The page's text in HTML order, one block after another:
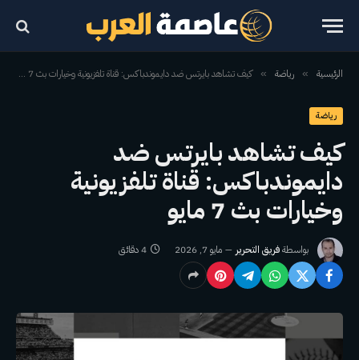
الرئيسية » رياضة » كيف تشاهد بايرتس ضد دايموندباكس: قناة تلفزيونية وخيارات بث 7 مايو
رياضة
كيف تشاهد بايرتس ضد
دايموندباكس: قناة تلفزيونية
وخيارات بث 7 مايو
بواسطةفريق التحرير مايو 7, 2026 4 دقائق